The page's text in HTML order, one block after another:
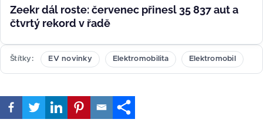
Zeekr dál roste: červenec přinesl 35 837 aut a
čtvrtý rekord v řadě
Štítky EV novinky Elektromobilita Elektromobil